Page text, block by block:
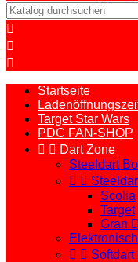



Startseite
Target Star Wars
PDC FAN-SHOP
  Dart Zone
Steeldart
 
Scolia
Target
Gran
  Softdart